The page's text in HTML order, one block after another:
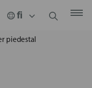
piedestal